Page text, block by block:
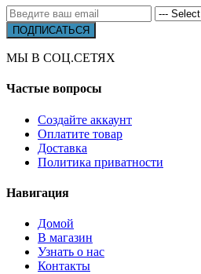
МЫ В СОЦ.СЕТЯХ
Частые вопросы
Создайте аккаунт
Оплатите товар
Доставка
Политика приватности
Навигация
Домой
В магазин
Узнать о нас
Контакты